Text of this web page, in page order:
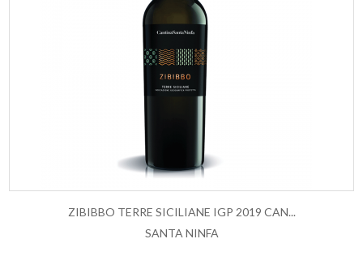
ESAURITO
ZIBIBBO TERRE SICILIANE IGP 2019 CAN...
SANTA NINFA